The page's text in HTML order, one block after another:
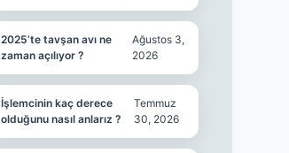
2025’te tavşan avı ne
zaman açılıyor ?
Ağustos 3,
2026
İşlemcinin kaç derece
olduğunu nasıl anlarız ?
Temmuz
30, 2026